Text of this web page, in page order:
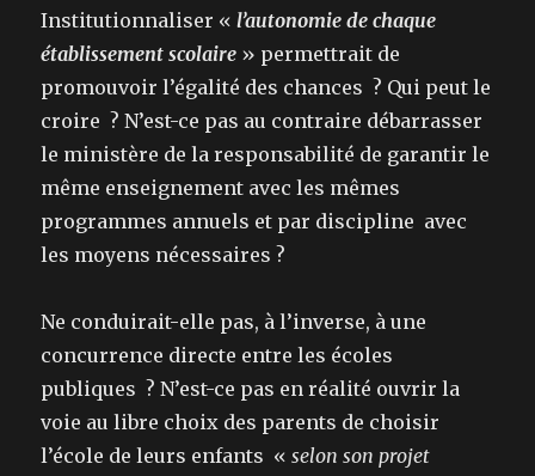
Institutionnaliser « l’autonomie de chaque
établissement scolaire » permettrait de
promouvoir l’égalité des chances ? Qui peut le
croire ? N’est-ce pas au contraire débarrasser
le ministère de la responsabilité de garantir le
même enseignement avec les mêmes
programmes annuels et par discipline avec
les moyens nécessaires ?
Ne conduirait-elle pas, à l’inverse, à une
concurrence directe entre les écoles
publiques ? N’est-ce pas en réalité ouvrir la
voie au libre choix des parents de choisir
l’école de leurs enfants «selon son projet